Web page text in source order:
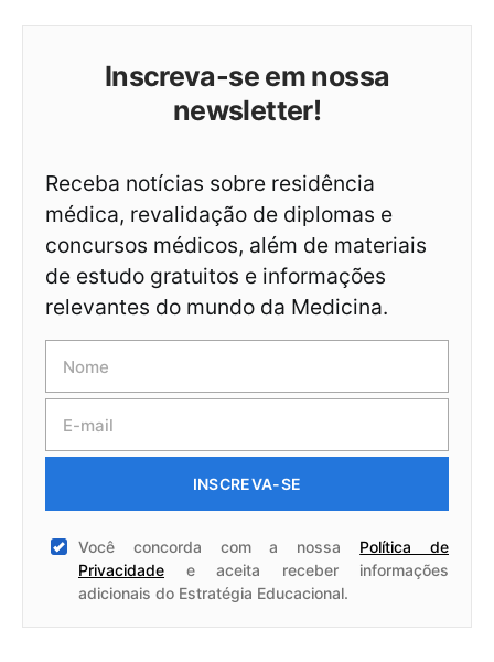
Inscreva-se em nossa
newsletter!
Receba notícias sobre residência
médica, revalidação de diplomas e
concursos médicos, além de materiais
de estudo gratuitos e informações
relevantes do mundo da Medicina.
INSCREVA-SE
Você concorda com a nossa Política de
Privacidade e aceita receber informações
adicionais do Estratégia Educacional.